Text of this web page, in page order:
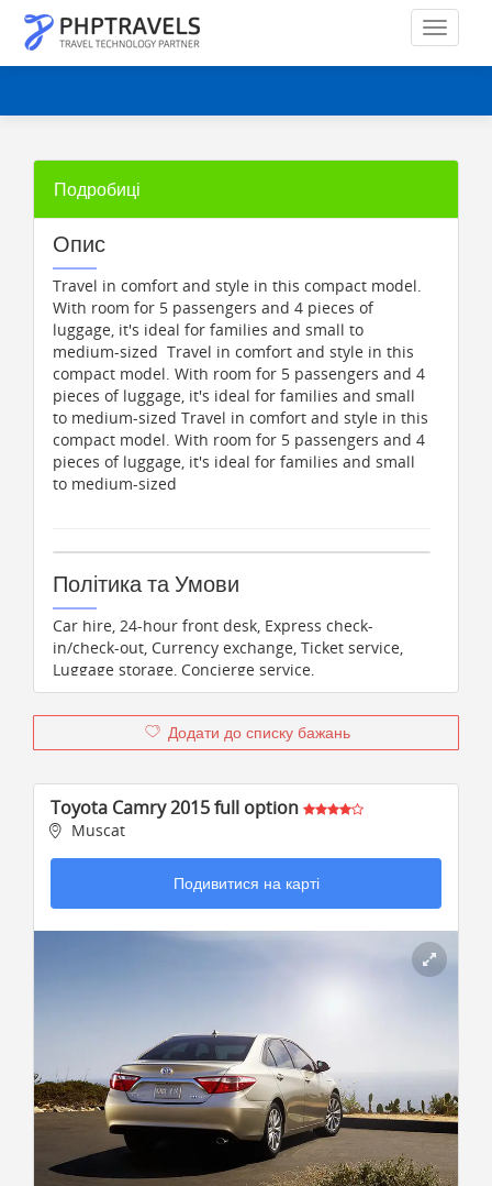
Подробиці
Опис
Travel in comfort and style in this compact model.
With room for 5 passengers and 4 pieces of
luggage, it's ideal for families and small to
medium-sized Travel in comfort and style in this
compact model. With room for 5 passengers and 4
pieces of luggage, it's ideal for families and small
to medium-sized Travel in comfort and style in this
compact model. With room for 5 passengers and 4
pieces of luggage, it's ideal for families and small
to medium-sized
Політика та Умови
Car hire, 24-hour front desk, Express check-
in/check-out, Currency exchange, Ticket service,
Luggage storage, Concierge service,
Babysitting/child services, Laundry, VIP facilities
Додати до списку бажань
Toyota Camry 2015 full option
Muscat
Подивитися на карті